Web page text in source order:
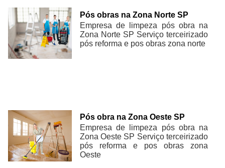
Pós obras na Zona Norte SP
Empresa de limpeza pós obra na
Zona Norte SP Serviço terceirizado
pós reforma e pos obras zona norte
Pós obra na Zona Oeste SP
Empresa de limpeza pós obra na
Zona Oeste SP Serviço terceirizado
pós reforma e pos obras zona
Oeste